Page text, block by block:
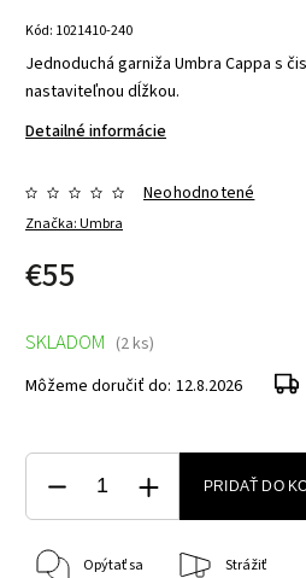
Kód: 1021410-240
Jednoduchá garniža Umbra Cappa s
nastaviteľnou dĺžkou.
Detailné informácie
Značka:Umbra
Neohodnotené
€55
SKLADOM (2 ks)
Môžeme doručiť do: 12.8.2026
PRIDAŤ DO
Opýtať sa Strážiť